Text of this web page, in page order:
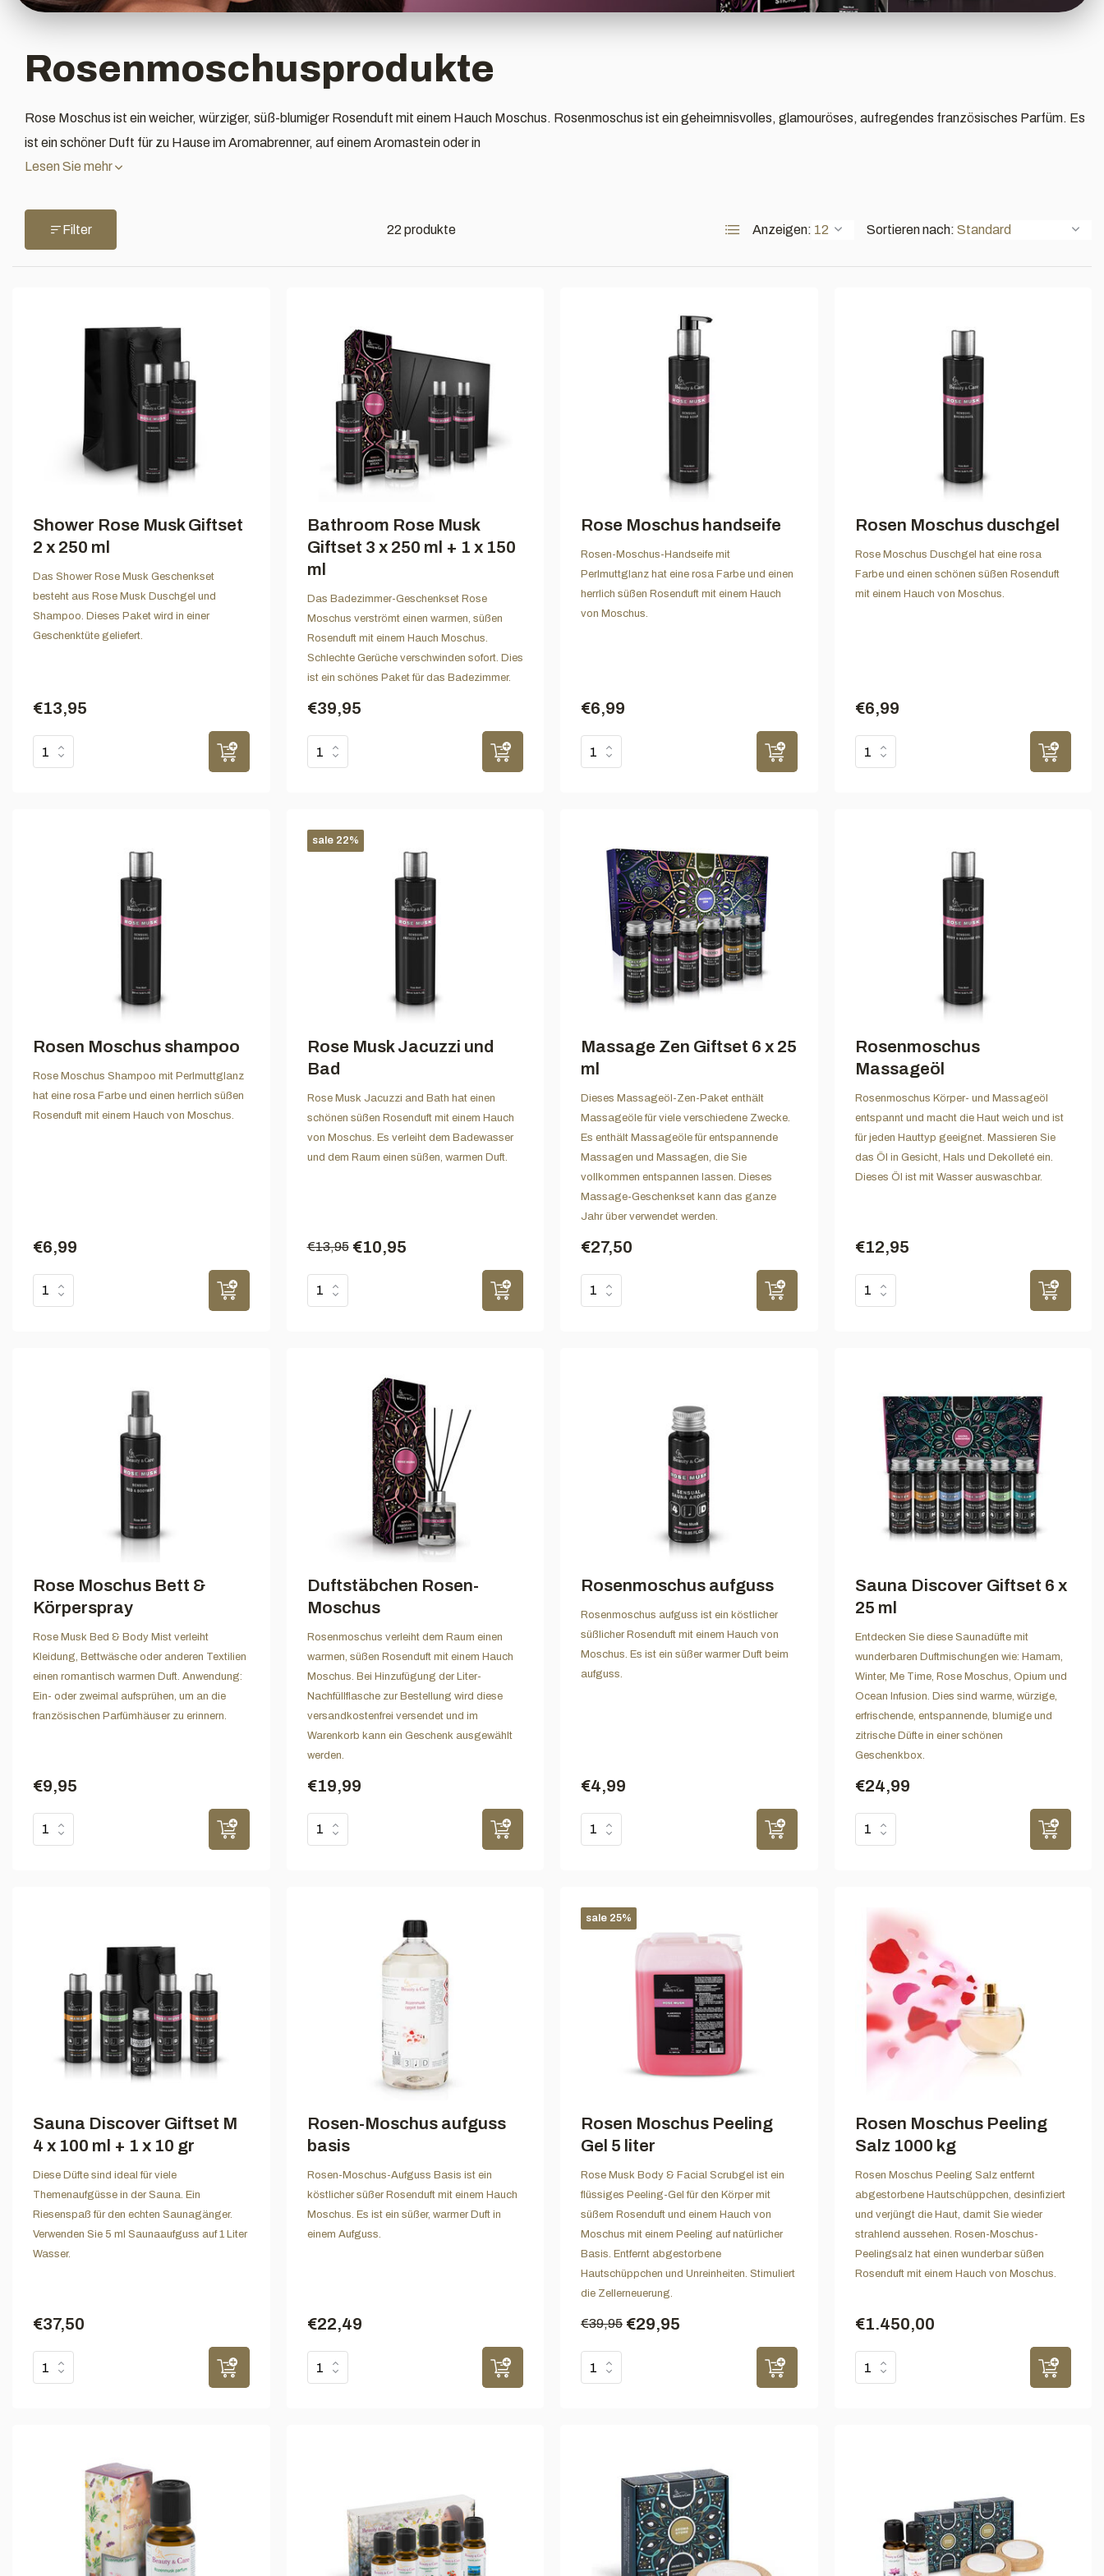
Rosenmoschusprodukte
Rose Moschus ist ein weicher, würziger, süß-blumiger Rosenduft mit einem Hauch Moschus. Rosenmoschus ist ein geheimnisvolles, glamouröses, aufregendes französisches Parfüm. Es
ist ein schöner Duft für zu Hause im Aromabrenner, auf einem Aromastein oder in
Lesen Sie mehr
Filter 22 produkte Anzeigen: Sortieren nach:
Shower Rose Musk Giftset
2 x 250 ml
Das Shower Rose Musk Geschenkset
besteht aus Rose Musk Duschgel und
Shampoo. Dieses Paket wird in einer
Geschenktüte geliefert.
€13,95
Bathroom Rose Musk
Giftset 3 x 250 ml + 1 x 150
ml
Das Badezimmer-Geschenkset Rose
Moschus verströmt einen warmen, süßen
Rosenduft mit einem Hauch Moschus.
Schlechte Gerüche verschwinden sofort. Dies
ist ein schönes Paket für das Badezimmer.
€39,95
Rose Moschus handseife
Rosen-Moschus-Handseife mit
Perlmuttglanz hat eine rosa Farbe und einen
herrlich süßen Rosenduft mit einem Hauch
von Moschus.
€6,99
Rosen Moschus duschgel
Rose Moschus Duschgel hat eine rosa
Farbe und einen schönen süßen Rosenduft
mit einem Hauch von Moschus.
€6,99
Rosen Moschus shampoo
Rose Moschus Shampoo mit Perlmuttglanz
hat eine rosa Farbe und einen herrlich süßen
Rosenduft mit einem Hauch von Moschus.
€6,99
sale 22%
Rose Musk Jacuzzi und
Bad
Rose Musk Jacuzzi and Bath hat einen
schönen süßen Rosenduft mit einem Hauch
von Moschus. Es verleiht dem Badewasser
und dem Raum einen süßen, warmen Duft.
€13,95 €10,95
Massage Zen Giftset 6 x 25
ml
Dieses Massageöl-Zen-Paket enthält
Massageöle für viele verschiedene Zwecke.
Es enthält Massageöle für entspannende
Massagen und Massagen, die Sie
vollkommen entspannen lassen. Dieses
Massage-Geschenkset kann das ganze
Jahr über verwendet werden.
€27,50
Rosenmoschus
Massageöl
Rosenmoschus Körper- und Massageöl
entspannt und macht die Haut weich und ist
für jeden Hauttyp geeignet. Massieren Sie
das Öl in Gesicht, Hals und Dekolleté ein.
Dieses Öl ist mit Wasser auswaschbar.
€12,95
Rose Moschus Bett &
Körperspray
Rose Musk Bed & Body Mist verleiht
Kleidung, Bettwäsche oder anderen Textilien
einen romantisch warmen Duft. Anwendung:
Ein- oder zweimal aufsprühen, um an die
französischen Parfümhäuser zu erinnern.
€9,95
Duftstäbchen Rosen-
Moschus
Rosenmoschus verleiht dem Raum einen
warmen, süßen Rosenduft mit einem Hauch
Moschus. Bei Hinzufügung der Liter-
Nachfüllflasche zur Bestellung wird diese
versandkostenfrei versendet und im
Warenkorb kann ein Geschenk ausgewählt
werden.
€19,99
Rosenmoschus aufguss
Rosenmoschus aufguss ist ein köstlicher
süßlicher Rosenduft mit einem Hauch von
Moschus. Es ist ein süßer warmer Duft beim
aufguss.
€4,99
Sauna Discover Giftset 6 x
25 ml
Entdecken Sie diese Saunadüfte mit
wunderbaren Duftmischungen wie: Hamam,
Winter, Me Time, Rose Moschus, Opium und
Ocean Infusion. Dies sind warme, würzige,
erfrischende, entspannende, blumige und
zitrische Düfte in einer schönen
Geschenkbox.
€24,99
Sauna Discover Giftset M
4 x 100 ml + 1 x 10 gr
Diese Düfte sind ideal für viele
Themenaufgüsse in der Sauna. Ein
Riesenspaß für den echten Saunagänger.
Verwenden Sie 5 ml Saunaaufguss auf 1 Liter
Wasser.
€37,50
Rosen-Moschus aufguss
basis
Rosen-Moschus-Aufguss Basis ist ein
köstlicher süßer Rosenduft mit einem Hauch
Moschus. Es ist ein süßer, warmer Duft in
einem Aufguss.
€22,49
sale 25%
Rosen Moschus Peeling
Gel 5 liter
Rose Musk Body & Facial Scrubgel ist ein
flüssiges Peeling-Gel für den Körper mit
süßem Rosenduft und einem Hauch von
Moschus mit einem Peeling auf natürlicher
Basis. Entfernt abgestorbene
Hautschüppchen und Unreinheiten. Stimuliert
die Zellerneuerung.
€39,95 €29,95
Rosen Moschus Peeling
Salz 1000 kg
Rosen Moschus Peeling Salz entfernt
abgestorbene Hautschüppchen, desinfiziert
und verjüngt die Haut, damit Sie wieder
strahlend aussehen. Rosen-Moschus-
Peelingsalz hat einen wunderbar süßen
Rosenduft mit einem Hauch von Moschus.
€1.450,00